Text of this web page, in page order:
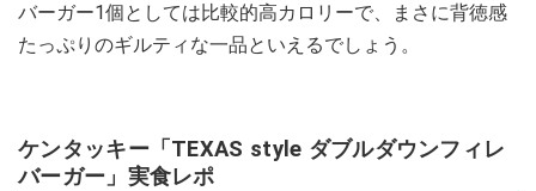
バーガー1個としては比較的高カロリーで、まさに背徳感
たっぷりのギルティな一品といえるでしょう。
ケンタッキー「TEXAS style ダブルダウンフィレ
バーガー」実食レポ